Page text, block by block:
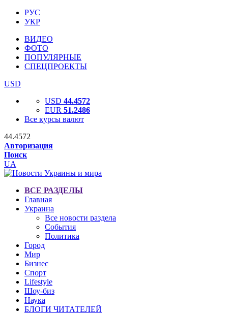
РУС
УКР
ВИДЕО
ФОТО
ПОПУЛЯРНЫЕ
СПЕЦПРОЕКТЫ
USD
USD 44.4572
EUR 51.2486
Все курсы валют
44.4572
Авторизация
Поиск
UA
ВСЕ РАЗДЕЛЫ
Главная
Украина
Все новости раздела
События
Политика
Город
Мир
Бизнес
Спорт
Lifestyle
Шоу-биз
Наука
БЛОГИ ЧИТАТЕЛЕЙ